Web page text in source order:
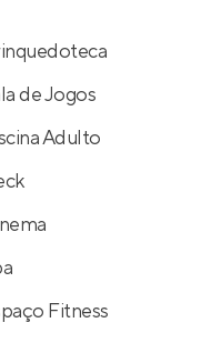
de Jogos
Adulto
Fitness